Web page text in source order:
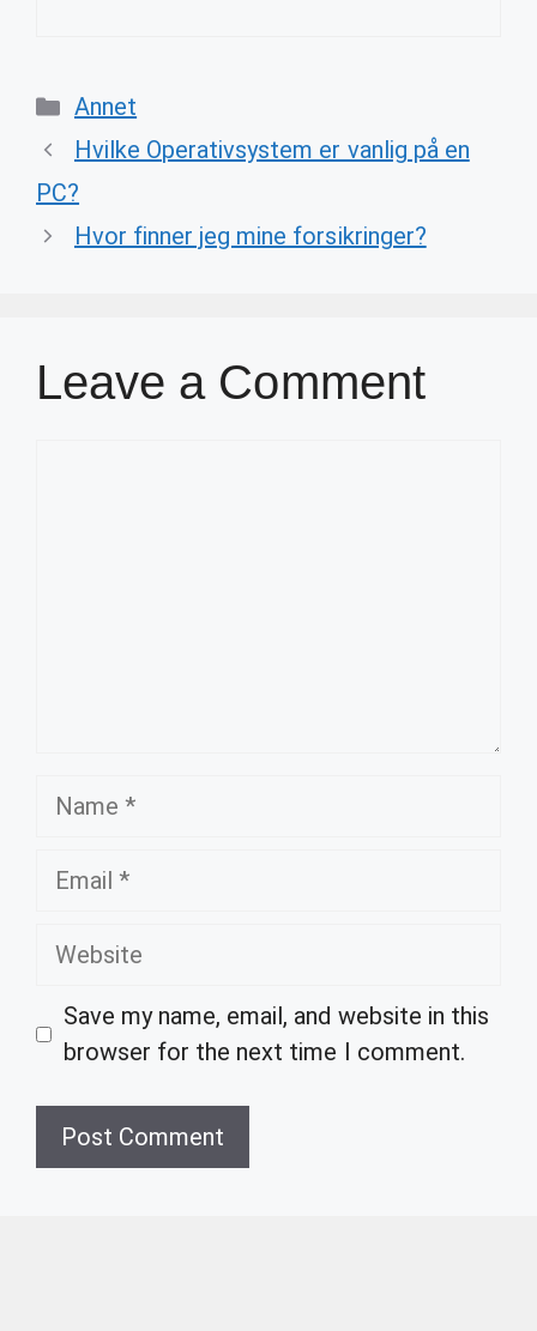
Categories
Annet
Hvilke Operativsystem er vanlig på en
PC?
Hvor finner jeg mine forsikringer?
Leave a Comment
Name
Email
Website
Save my name, email, and website in this
browser for the next time I comment.